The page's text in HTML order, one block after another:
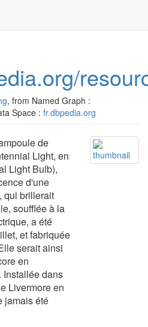
, from Named Graph :
Space : fr.dbpedia.org
de
Light, en
Light Bulb),
d'une
qui brillerait
soufflée à la
a été
et fabriquée
serait ainsi
en
Installée dans
Livermore en
jamais été